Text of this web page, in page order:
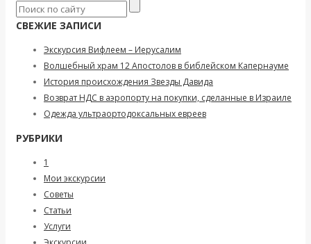
СВЕЖИЕ ЗАПИСИ
Экскурсия Вифлеем – Иерусалим
Волшебный храм 12 Апостолов в библейском Капернауме
История происхождения Звезды Давида
Возврат НДС в аэропорту на покупки, сделанные в Израиле
Одежда ультраортодоксальных евреев
РУБРИКИ
1
Мои экскурсии
Советы
Статьи
Услуги